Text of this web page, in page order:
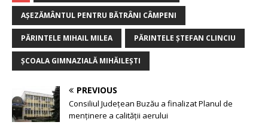
AȘEZĂMÂNTUL PENTRU BĂTRÂNI CÂMPENI
PĂRINTELE MIHAIL MILEA PĂRINTELE ȘTEFAN CLINCIU
ȘCOALA GIMNAZIALĂ MIHĂILEȘTI
PREVIOUS
Consiliul Județean Buzău a finalizat Planul de
menținere a calității aerului